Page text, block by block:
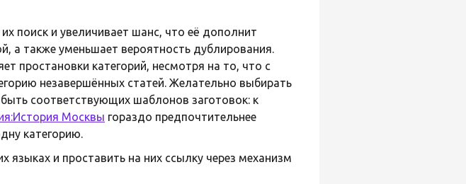
поиск и увеличивает шанс, что её дополнит
а также уменьшает вероятность дублирования.
простановки категорий, несмотря на то, что с
незавершённых статей. Желательно выбирать
соответствующих шаблонов заготовок: к
Москвы гораздо предпочтительнее
категорию.
языках и проставить на них ссылку через механизм